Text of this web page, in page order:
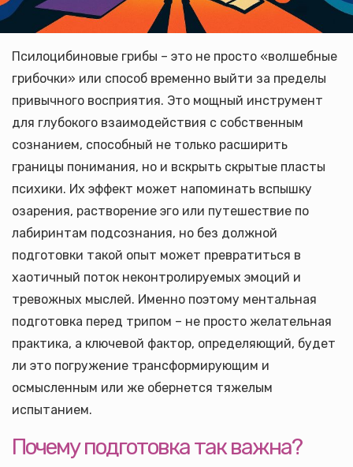
Псилоцибиновые грибы – это не просто «волшебные
грибочки» или способ временно выйти за пределы
привычного восприятия. Это мощный инструмент
для глубокого взаимодействия с собственным
сознанием, способный не только расширить
границы понимания, но и вскрыть скрытые пласты
психики. Их эффект может напоминать вспышку
озарения, растворение эго или путешествие по
лабиринтам подсознания, но без должной
подготовки такой опыт может превратиться в
хаотичный поток неконтролируемых эмоций и
тревожных мыслей. Именно поэтому ментальная
подготовка перед трипом – не просто желательная
практика, а ключевой фактор, определяющий, будет
ли это погружение трансформирующим и
осмысленным или же обернется тяжелым
испытанием.
Почему подготовка так важна?